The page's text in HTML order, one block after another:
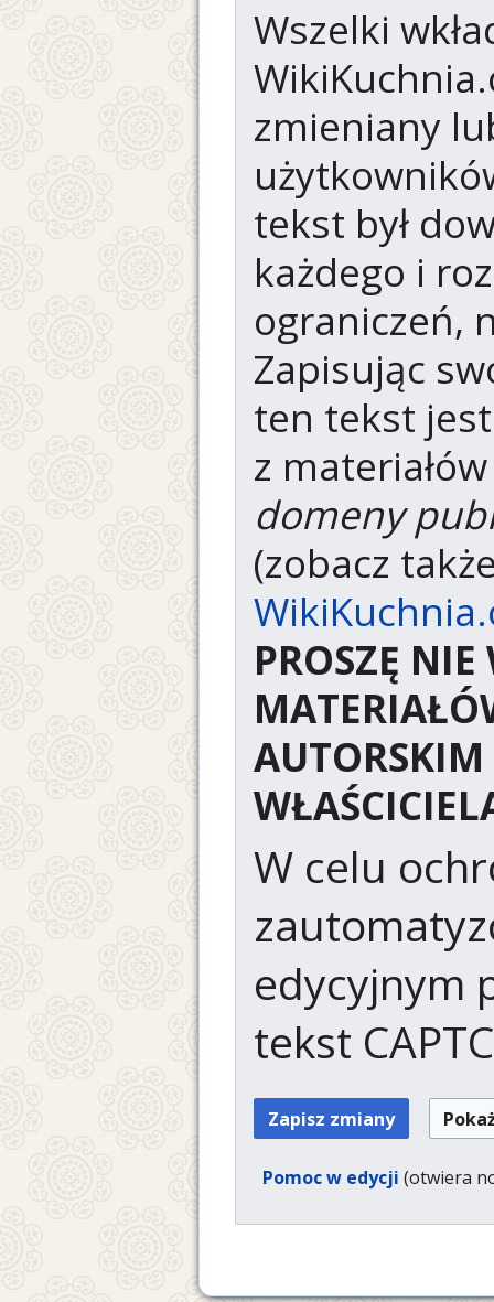
Wszelki
zmieniany
tekst był
każdego i
ograniczeń,
Zapisując
ten tekst
z
domeny
(zobacz
PROSZĘ
W celu
edycyjnym
tekst
Pomoc w edycji (otwiera